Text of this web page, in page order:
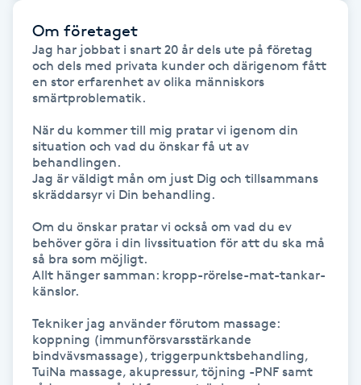
Gellack med förstärkning
Gravidmassage
Gravidyoga
Gruppträning
Gua Sha-massage
Headspa
Om företaget
Jag har jobbat i snart 20 år dels ute på företag
och dels med privata kunder och därigenom fått
en stor erfarenhet av olika människors
smärtproblematik.
När du kommer till mig pratar vi igenom din
situation och vad du önskar få ut av
behandlingen.
Jag är väldigt mån om just Dig och tillsammans
skräddarsyr vi Din behandling.
Om du önskar pratar vi också om vad du ev
behöver göra i din livssituation för att du ska må
så bra som möjligt.
Allt hänger samman: kropp-rörelse-mat-tankar-
känslor.
Tekniker jag använder förutom massage:
koppning (immunförsvarsstärkande
bindvävsmassage), triggerpunktsbehandling,
TuiNa massage, akupressur, töjning -PNF samt